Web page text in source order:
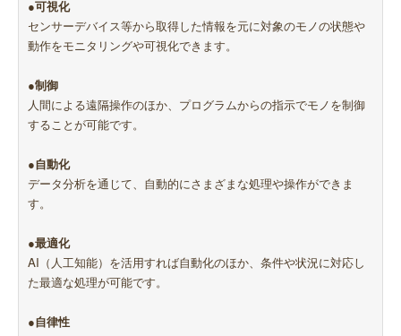
●可視化
センサーデバイス等から取得した情報を元に対象のモノの状態や
動作をモニタリングや可視化できます。
●制御
人間による遠隔操作のほか、プログラムからの指示でモノを制御
することが可能です。
●自動化
データ分析を通じて、自動的にさまざまな処理や操作ができま
す。
●最適化
AI（人工知能）を活用すれば自動化のほか、条件や状況に対応し
た最適な処理が可能です。
●自律性